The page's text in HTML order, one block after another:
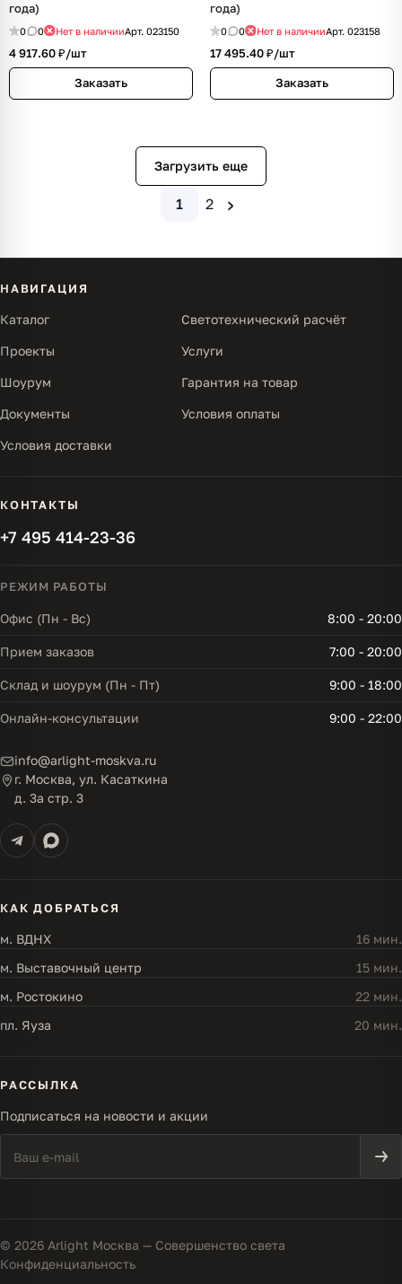
года)
0 0 Нет в наличииАрт. 023150
4 917.60 ₽/шт
Заказать
года)
0 0 Нет в наличииАрт. 023158
17 495.40 ₽/шт
Заказать
Загрузить еще
1 2 ›
НАВИГАЦИЯ
Каталог Светотехнический расчёт
Проекты Услуги
Шоурум Гарантия на товар
Документы Условия оплаты
Условия доставки
КОНТАКТЫ
+7 495 414-23-36
РЕЖИМ РАБОТЫ
Офис (Пн - Вс) 8:00 - 20:00
Прием заказов 7:00 - 20:00
Склад и шоурум (Пн - Пт) 9:00 - 18:00
Онлайн-консультации 9:00 - 22:00
info@arlight-moskva.ru
г. Москва, ул. Касаткина
д. 3а стр. 3
КАК ДОБРАТЬСЯ
м. ВДНХ
16 мин.
м. Выставочный центр
15 мин.
м. Ростокино
22 мин.
пл. Яуза
20 мин.
РАССЫЛКА
Подписаться на новости и акции
© 2026 Arlight Москва — Совершенство света
Конфиденциальность